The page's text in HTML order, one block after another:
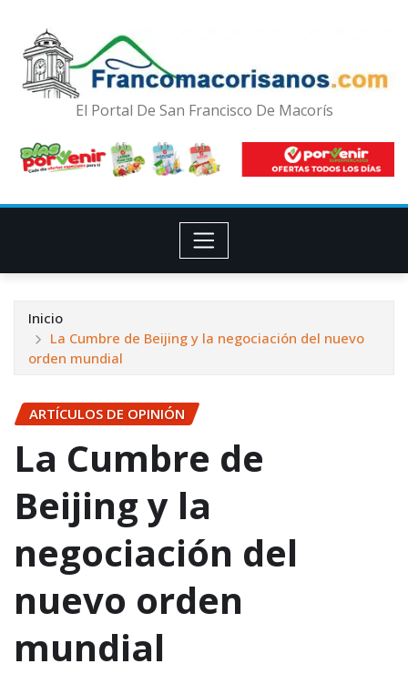
El Portal De San Francisco De Macorís
Inicio
La Cumbre de Beijing y la negociación del nuevo
orden mundial
ARTÍCULOS DE OPINIÓN
La Cumbre de
Beijing y la
negociación del
nuevo orden
mundial